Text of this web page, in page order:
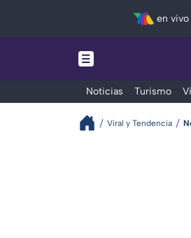
en vivo
Noticias Turismo
Viral y Tendencia